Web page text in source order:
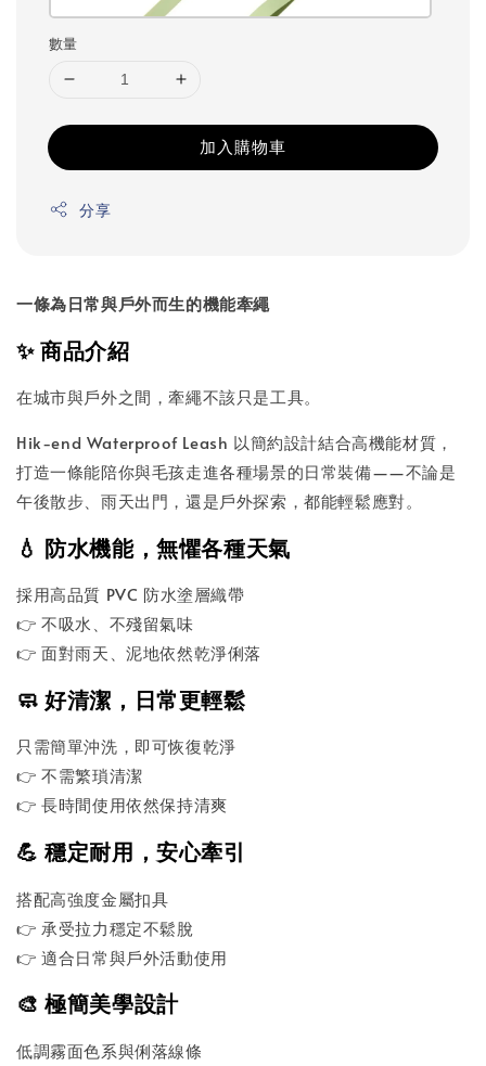
數量
加入購物車
分享
一條為日常與戶外而生的機能牽繩
✨ 商品介紹
在城市與戶外之間，牽繩不該只是工具。
Hik-end Waterproof Leash 以簡約設計結合高機能材質，
打造一條能陪你與毛孩走進各種場景的日常裝備——不論是
午後散步、雨天出門，還是戶外探索，都能輕鬆應對。
💧 防水機能，無懼各種天氣
採用高品質 PVC 防水塗層織帶
👉 不吸水、不殘留氣味
👉 面對雨天、泥地依然乾淨俐落
🧼 好清潔，日常更輕鬆
只需簡單沖洗，即可恢復乾淨
👉 不需繁瑣清潔
👉 長時間使用依然保持清爽
💪 穩定耐用，安心牽引
搭配高強度金屬扣具
👉 承受拉力穩定不鬆脫
👉 適合日常與戶外活動使用
🎨 極簡美學設計
低調霧面色系與俐落線條